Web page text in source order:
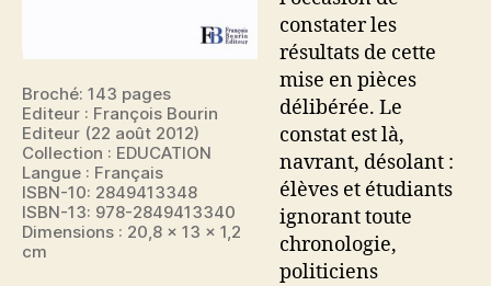
Broché: 143 pages
Editeur : François Bourin
Editeur (22 août 2012)
Collection : EDUCATION
Langue : Français
ISBN-10: 2849413348
ISBN-13: 978-2849413340
Dimensions : 20,8 x 13 x 1,2
cm
constater les
résultats de cette
mise en pièces
délibérée. Le
constat est là,
navrant, désolant :
élèves et étudiants
ignorant toute
chronologie,
politiciens